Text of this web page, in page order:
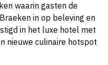
waarin gasten de
in op beleving en
in het luxe hotel met
nieuwe culinaire hotspot